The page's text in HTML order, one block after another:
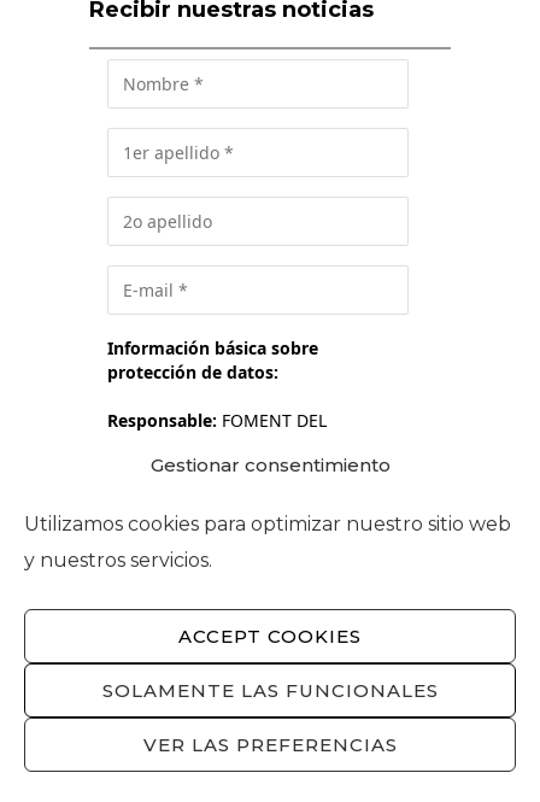
Gestionar consentimiento
Utilizamos cookies para optimizar nuestro sitio web
y nuestros servicios.
ACCEPT COOKIES
SOLAMENTE LAS FUNCIONALES
VER LAS PREFERENCIAS
Recibir nuestras noticias
Información básica sobre
protección de datos:
Responsable: FOMENT DEL
y en su caso, para prospección
derechos: Política de privacidad.
Acepto el tratamiento de mis
datos personales para la finalidad
anteriormente detallada.